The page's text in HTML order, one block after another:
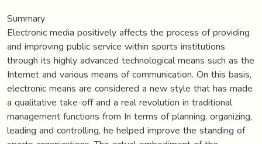
Summary
Electronic media positively affects the process of providing
and improving public service within sports institutions
through its highly advanced technological means such as the
Internet and various means of communication. On this basis,
electronic means are considered a new style that has made
a qualitative take-off and a real revolution in traditional
management functions from In terms of planning, organizing,
leading and controlling, he helped improve the standing of